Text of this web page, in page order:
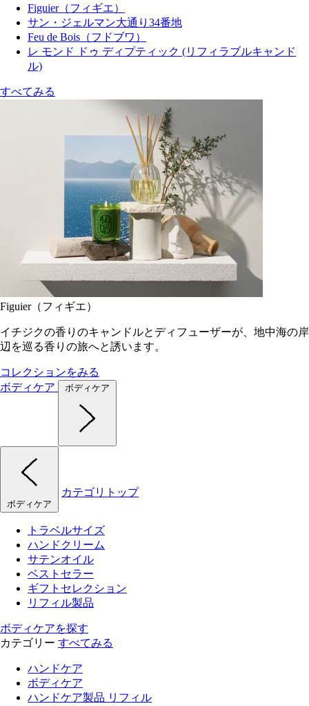
Figuier（フィギエ）
サン・ジェルマン大通り34番地
Feu de Bois（フドブワ）
レ モンド ドゥ ディプティック (リフィラブルキャンド
ル)
すべてみる
Figuier（フィギエ）
イチジクの香りのキャンドルとディフューザーが、地中海の岸
辺を巡る香りの旅へと誘います。
コレクションをみる
ボディケア
ボディケア
ボディケア
カテゴリトップ
トラベルサイズ
ハンドクリーム
サテンオイル
ベストセラー
ギフトセレクション
リフィル製品
ボディケアを探す
カテゴリー すべてみる
ハンドケア
ボディケア
ハンドケア製品 リフィル